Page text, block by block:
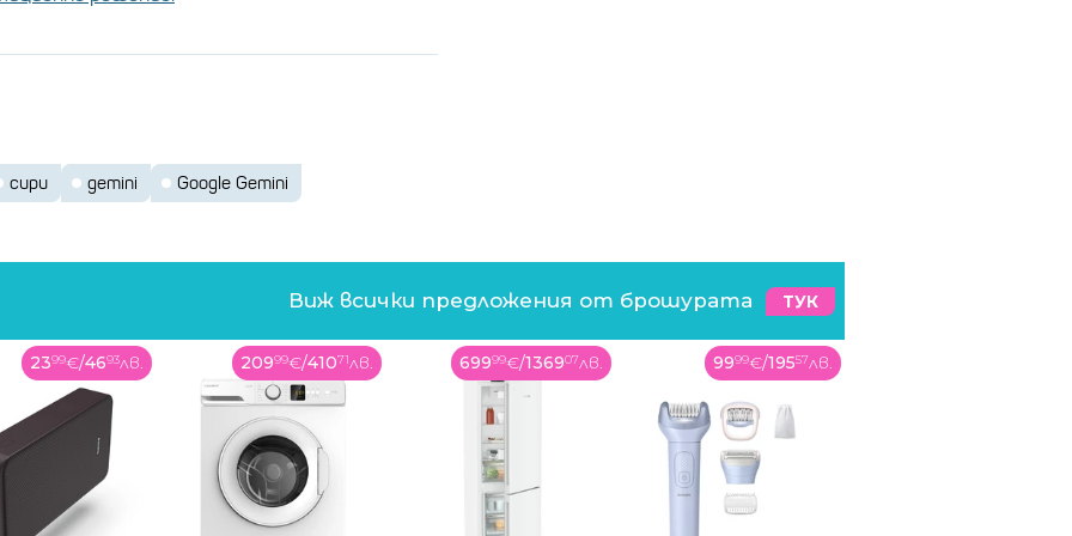
сири gemini Google Gemini
Виж всички предложения от брошурата ТУК
2399€/4693лв. 20999€/41071лв. 69999€/136907лв. 9999€/19557лв.